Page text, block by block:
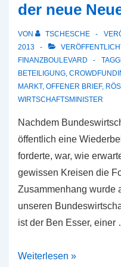
der neue
VON TSCHESCHE
2013
FINANZBOULEVARD
BETEILIGUNG,
MARKT, OFFENER BRIEF,
WIRTSCHAFTSMINISTER
Nachdem
öffentlich eine
forderte, war, wie
gewissen Kreisen die
Zusammenhang wurde
unseren
ist der Ben Esser, einer
Rösler,
Weiterlesen »